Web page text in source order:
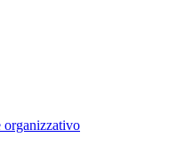
organizzativo